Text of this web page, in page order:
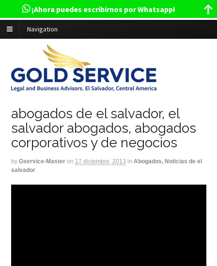
Navigation
abogados de el salvador, el
salvador abogados, abogados
corporativos y de negocios
by Gservice-Master on 17 diciembre, 2013 in Abogados, Noticias de el
salvador
¡Ahora puedes escribirnos por Whatsapp!